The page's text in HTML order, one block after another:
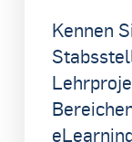
Kennen